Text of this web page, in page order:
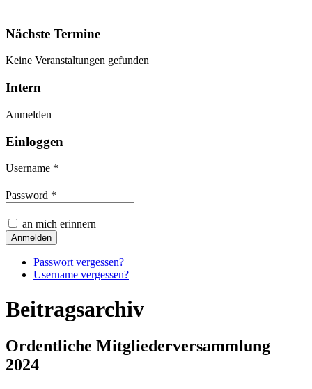
Nächste Termine
Keine Veranstaltungen gefunden
Intern
Anmelden
Einloggen
Username *
Password *
an mich erinnern
Passwort vergessen?
Username vergessen?
Beitragsarchiv
Ordentliche Mitgliederversammlung
2024